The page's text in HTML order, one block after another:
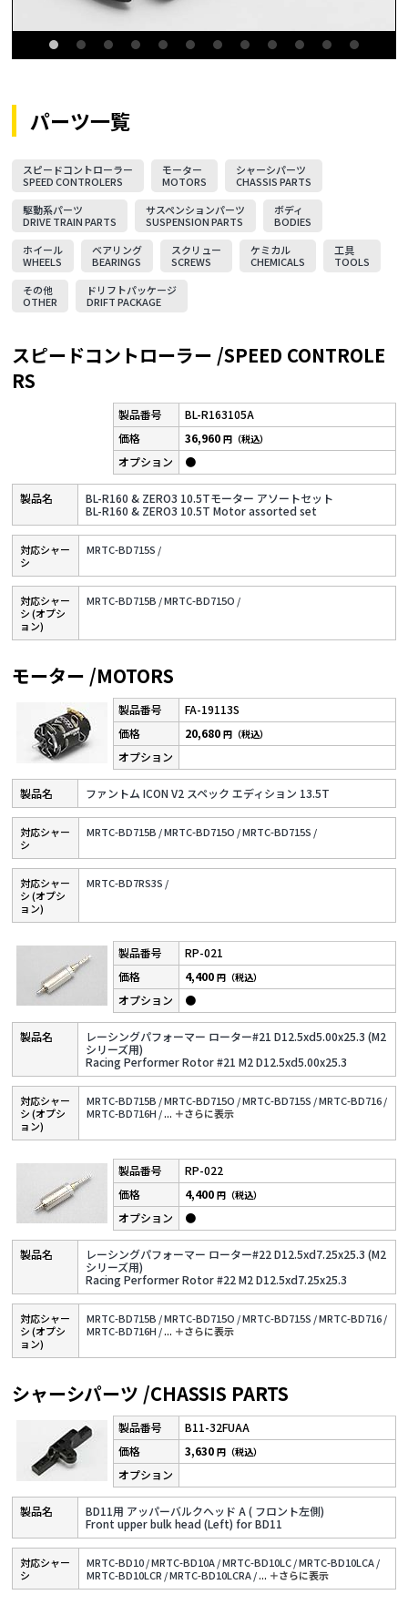
パーツ一覧
スピードコントローラー
SPEED CONTROLERS
モーター
MOTORS
シャーシパーツ
CHASSIS PARTS
駆動系パーツ
DRIVE TRAIN PARTS
サスペンションパーツ
SUSPENSION PARTS
ボディ
BODIES
ホイール
WHEELS
ベアリング
BEARINGS
スクリュー
SCREWS
ケミカル
CHEMICALS
工具
TOOLS
その他
OTHER
ドリフトパッケージ
DRIFT PACKAGE
スピードコントローラー /SPEED CONTROLE
RS
BL-R163105A
BL-R160 & ZERO3 10.5Tモーター アソートセット
BL-R160 & ZERO3 10.5T Motor assorted set
36,960円（税込）
●
対応シャー
シ
MRTC-BD715S /
対応シャー
シ (オプシ
ョン)
MRTC-BD715B /MRTC-BD715O /
モーター /MOTORS
FA-19113S
ファントム ICON V2 スペック エディション 13.5T
20,680円（税込）
対応シャー
シ
MRTC-BD715B /MRTC-BD715O /MRTC-BD715S /
対応シャー
シ (オプシ
ョン)
MRTC-BD7RS3S /
RP-021
レーシングパフォーマー ローター#21 D12.5xd5.00x25.3 (M2
シリーズ用)
Racing Performer Rotor #21 M2 D12.5xd5.00x25.3
4,400円（税込）
●
対応シャー
シ (オプシ
ョン)
MRTC-BD715B /MRTC-BD715O /MRTC-BD715S /MRTC-BD716 /
MRTC-BD716H /... ＋さらに表⽰
RP-022
レーシングパフォーマー ローター#22 D12.5xd7.25x25.3 (M2
シリーズ用)
Racing Performer Rotor #22 M2 D12.5xd7.25x25.3
4,400円（税込）
●
対応シャー
シ (オプシ
ョン)
MRTC-BD715B /MRTC-BD715O /MRTC-BD715S /MRTC-BD716 /
MRTC-BD716H /... ＋さらに表⽰
シャーシパーツ /CHASSIS PARTS
B11-32FUAA
BD11用 アッパーバルクヘッド A ( フロント左側)
Front upper bulk head (Left) for BD11
3,630円（税込）
対応シャー
シ
MRTC-BD10 /MRTC-BD10A /MRTC-BD10LC /MRTC-BD10LCA /
MRTC-BD10LCR /MRTC-BD10LCRA /... ＋さらに表⽰